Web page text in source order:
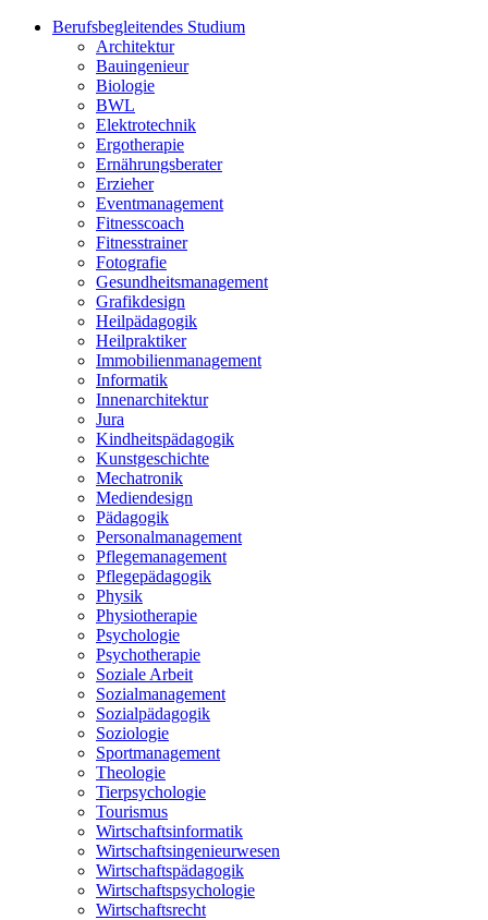
Berufsbegleitendes Studium
Architektur
Bauingenieur
Biologie
BWL
Elektrotechnik
Ergotherapie
Ernährungsberater
Erzieher
Eventmanagement
Fitnesscoach
Fitnesstrainer
Fotografie
Gesundheitsmanagement
Grafikdesign
Heilpädagogik
Heilpraktiker
Immobilienmanagement
Informatik
Innenarchitektur
Jura
Kindheitspädagogik
Kunstgeschichte
Mechatronik
Mediendesign
Pädagogik
Personalmanagement
Pflegemanagement
Pflegepädagogik
Physik
Physiotherapie
Psychologie
Psychotherapie
Soziale Arbeit
Sozialmanagement
Sozialpädagogik
Soziologie
Sportmanagement
Theologie
Tierpsychologie
Tourismus
Wirtschaftsinformatik
Wirtschaftsingenieurwesen
Wirtschaftspädagogik
Wirtschaftspsychologie
Wirtschaftsrecht